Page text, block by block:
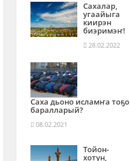
Сахалар,
угаайыга
киирэн
биэримэҥ!
28.02.2022
Саха дьоно исламҥа тоҕо
баралларый?
08.02.2021
Тойон-
хотун,